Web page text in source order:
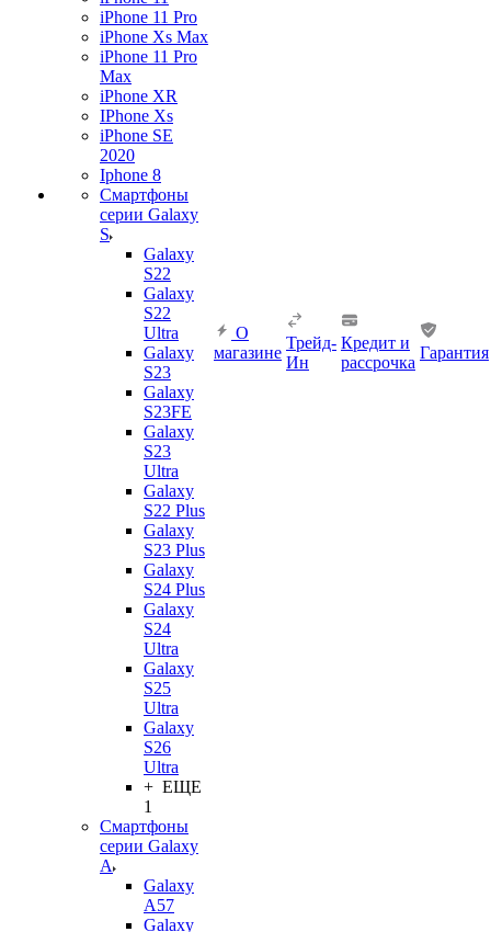
iPhone 11 Pro
iPhone Xs Max
iPhone 11 Pro
Max
iPhone XR
IPhone Xs
iPhone SE
2020
Iphone 8
Смартфоны
серии Galaxy
S
Galaxy
S22
Galaxy
S22
Ultra
Galaxy
S23
Galaxy
S23FE
Galaxy
S23
Ultra
Galaxy
S22 Plus
Galaxy
S23 Plus
Galaxy
S24 Plus
Galaxy
S24
Ultra
Galaxy
S25
Ultra
Galaxy
S26
Ultra
+ ЕЩЕ
1
Смартфоны
серии Galaxy
A
Galaxy
A57
Galaxy
О
магазине
Трейд-
Ин
Кредит и
рассрочка
Гарантия